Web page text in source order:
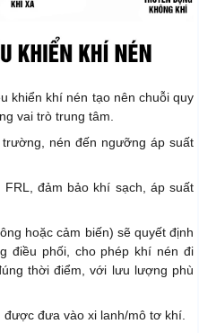
khiển khí nén tạo nên chuỗi quy
vai trò trung tâm.
nén đến ngưỡng áp suất
đảm bảo khí sạch, áp suất
hoặc cảm biến) sẽ quyết định
điều phối, cho phép khí nén đi
thời điểm, với lưu lượng phù
đưa vào xi lanh/mô tơ khí.